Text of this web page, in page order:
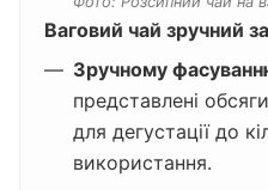
Ваговий чай зручний
Зручному
представлені
для дегустації до
використання.